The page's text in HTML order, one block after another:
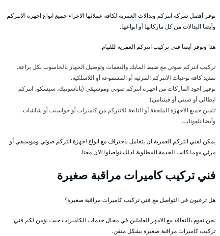
توفر أفضل شركة انتركم وبدالات العمرية لكافة عملائها الاعزاء جميع انواع اجهزة الانتركم
وأيضا البدالات من كل ماركاتها أو انواعها.
هذا ونوفر أيضا فني تركيب انتركم العمرية للقيام:
تركيب انتركم صوتي مع ضبط المايك والنغمات وتوصيل الجهاز بالحاسوب بكل براعة.
تمديد كافة نوعيات الانتركم المرئية أو المسموعة أو اللاسلكية.
توفير اجود الماركات من اجهزة انتركم صوتي وموسيقي (باناسونيك، سيسكو، انتركم
ايطالي أو صيني أو فيتنامي).
تامين جميع الاجهزة الملحقة أو التابعة للانتركم من كاميرات أو حواسيب أو شاشات
وأيضا تلفونات.
يمكن لفني انتركم العمرية ان يتعامل باحتراف مع انواع اجهزة انتركم صوتي وموسيقي أو
مرئي مهما كانت الخدمة المطلوبة لذلك تواصلوا الان معنا.
فني تركيب كاميرات مراقبة صغيرة
هل ترغبون في التواصل مع فني تركيب كاميرات مراقبة صغيرة؟
نحن نقوم بالتعاقد مع الامهر العاملين في مجال خدمات الكاميرات حيث نؤمن لكم فني
تركيب كاميرات مراقبة صغيرة بشكل متقن.